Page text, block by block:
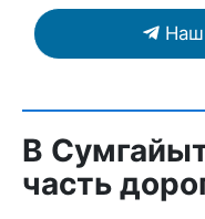
Наш
В
часть